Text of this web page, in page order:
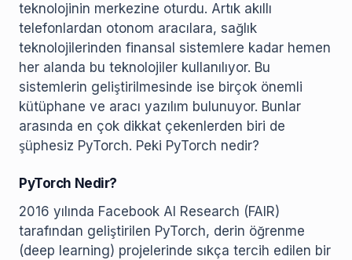
teknolojinin merkezine oturdu. Artık akıllı
telefonlardan otonom aracılara, sağlık
teknolojilerinden finansal sistemlere kadar hemen
her alanda bu teknolojiler kullanılıyor. Bu
sistemlerin geliştirilmesinde ise birçok önemli
kütüphane ve aracı yazılım bulunuyor. Bunlar
arasında en çok dikkat çekenlerden biri de
şüphesiz PyTorch. Peki PyTorch nedir?
PyTorch Nedir?
2016 yılında Facebook AI Research (FAIR)
tarafından geliştirilen PyTorch, derin öğrenme
(deep learning) projelerinde sıkça tercih edilen bir